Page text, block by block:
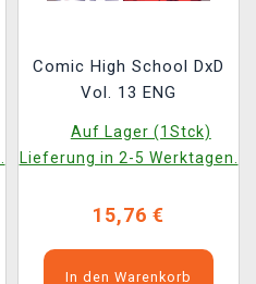
Comic High School DxD
Vol. 13 ENG
Auf Lager (1Stck)
Lieferung in 2-5 Werktagen.
15,76 €
In den Warenkorb